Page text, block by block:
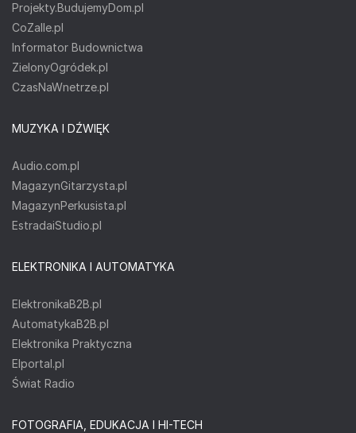
Projekty.BudujemyDom.pl
CoZaIle.pl
Informator Budownictwa
ZielonyOgródek.pl
CzasNaWnetrze.pl
MUZYKA I DŹWIĘK
Audio.com.pl
MagazynGitarzysta.pl
MagazynPerkusista.pl
EstradaiStudio.pl
ELEKTRONIKA I AUTOMATYKA
ElektronikaB2B.pl
AutomatykaB2B.pl
Elektronika Praktyczna
Elportal.pl
Świat Radio
FOTOGRAFIA, EDUKACJA I HI-TECH